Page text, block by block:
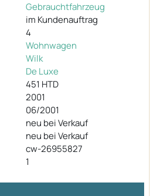
Gebrauchtfahrzeug
im Kundenauftrag
4
Wohnwagen
Wilk
De Luxe
451 HTD
2001
06/2001
neu bei Verkauf
neu bei Verkauf
cw-26955827
1